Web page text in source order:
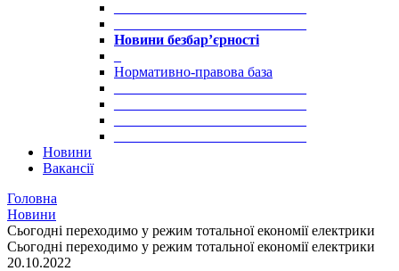
Новини безбар’єрності
Нормативно-правова база
Новини
Вакансії
Головна
Новини
Сьогодні переходимо у режим тотальної економії електрики
Сьогодні переходимо у режим тотальної економії електрики
20.10.2022